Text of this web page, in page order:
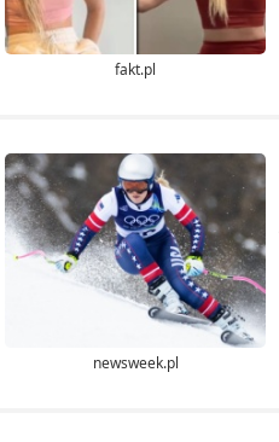
fakt.pl
newsweek.pl